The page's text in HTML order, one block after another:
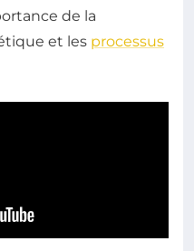
de la
et les processus